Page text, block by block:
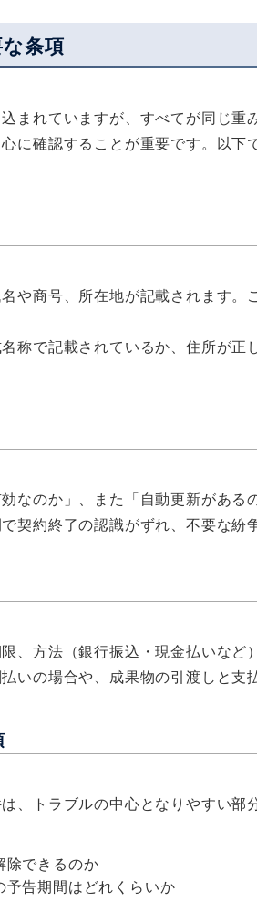
条項
まれていますが、すべてが同じ
に確認することが重要です。以
や商号、所在地が記載されます
称で記載されているか、住所が
なのか」、また「自動更新があ
契約終了の認識がずれ、不要な紛
、方法（銀行振込・現金払いな
いの場合や、成果物の引渡しと支
、トラブルの中心となりやすい部
除できるのか
告期間はどれくらいか